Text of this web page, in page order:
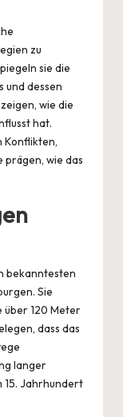
zu
sie die
und dessen
wie die
hat.
Konflikten,
prägen, wie das
bekanntesten
Sie
über 120 Meter
dass das
langer
15. Jahrhundert